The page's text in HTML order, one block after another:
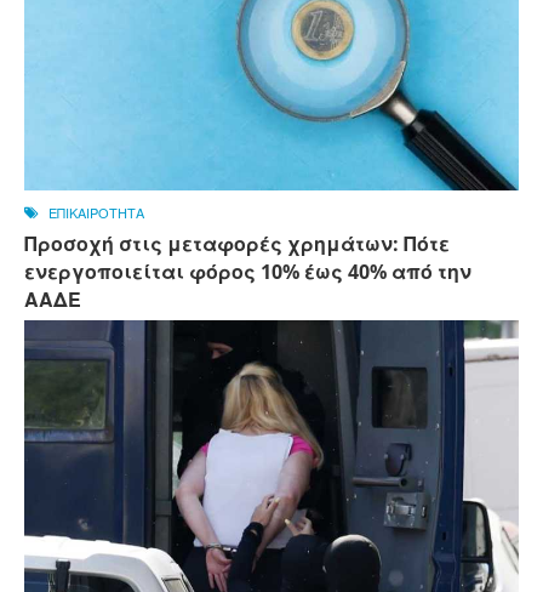
ΕΠΙΚΑΙΡΟΤΗΤΑ
Προσοχή στις μεταφορές χρημάτων: Πότε
ενεργοποιείται φόρος 10% έως 40% από την
ΑΑΔΕ